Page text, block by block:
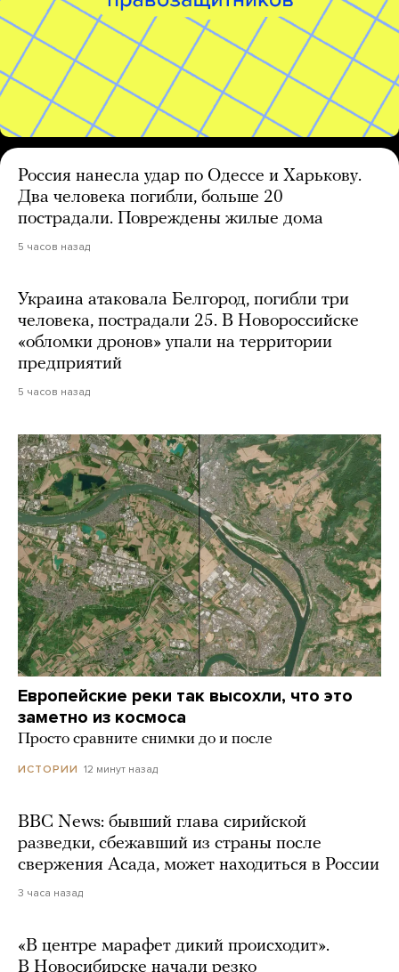
Россия нанесла удар по Одессе и Харькову.
Два человека погибли, больше 20
пострадали. Повреждены жилые дома
5 часов назад
Украина атаковала Белгород, погибли три
человека, пострадали 25. В Новороссийске
«обломки дронов» упали на территории
предприятий
5 часов назад
Европейские реки так высохли, что это
заметно из космоса
Просто сравните снимки до и после
ИСТОРИИ 12 минут назад
BBC News: бывший глава сирийской
разведки, сбежавший из страны после
свержения Асада, может находиться в России
3 часа назад
«В центре марафет дикий происходит».
В Новосибирске начали резко